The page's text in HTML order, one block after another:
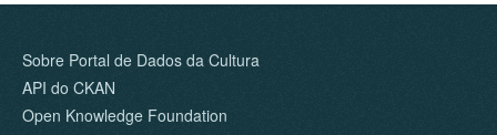
Sobre Portal de Dados da Cultura
API do CKAN
Open Knowledge Foundation